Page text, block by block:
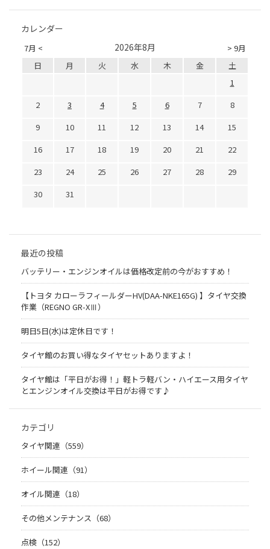
カレンダー
7月 < > 9月
2026年8月
日 月 火 水 木 金
土
1
2
3 4 5 6 7
8
9
10 11 12 13 14
15
16
17 18 19 20 21
22
23
24 25 26 27 28
29
30
31
最近の投稿
バッテリー・エンジンオイルは価格改定前の今がおすすめ！
【トヨタ カローラフィールダーHV(DAA-NKE165G) 】タイヤ交換
作業（REGNO GR-XⅢ）
明日5日(水)は定休日です！
タイヤ館のお買い得なタイヤセットありますよ！
タイヤ館は「平日がお得！」軽トラ軽バン・ハイエース用タイヤ
とエンジンオイル交換は平日がお得です♪
カテゴリ
タイヤ関連（559）
ホイール関連（91）
オイル関連（18）
その他メンテナンス（68）
点検（152）